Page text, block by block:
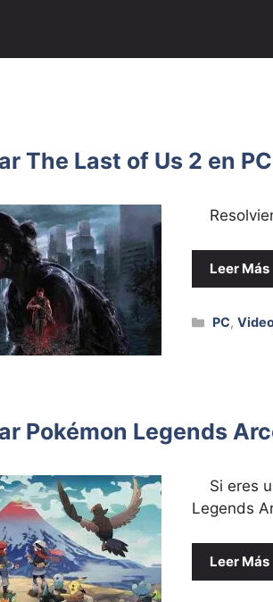
The Last of Us 2 en
Leer Más
PC,
Pokémon Legends
Si eres
Legends
Leer Más